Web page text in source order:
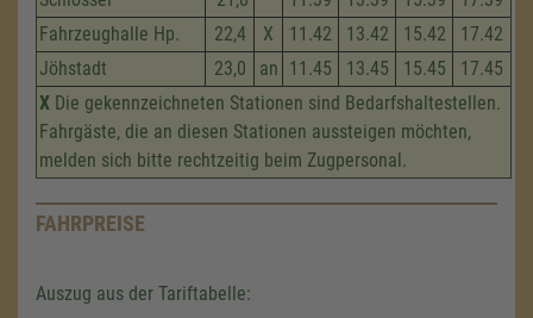
Fahrzeug­halle Hp.
22,4 X 11.42 13.42 15.42
17.42
Jöhstadt
23,0 an 11.45 13.45 15.45
17.45
X Die gekennzeichneten Stationen sind Bedarfshaltestellen.
Fahrgäste, die an diesen Stationen aussteigen möchten,
melden sich bitte rechtzeitig beim Zugpersonal.
FAHRPREISE
Auszug aus der Tariftabelle: